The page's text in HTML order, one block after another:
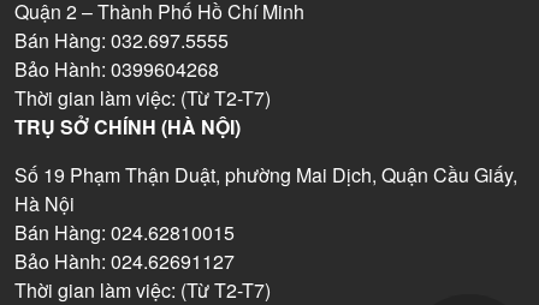
Quận 2 – Thành Phố Hồ Chí Minh
Bán Hàng: 032.697.5555
Bảo Hành: 0399604268
Thời gian làm việc: (Từ T2-T7)
TRỤ SỞ CHÍNH (HÀ NỘI)
Số 19 Phạm Thận Duật, phường Mai Dịch, Quận Cầu Giấy,
Hà Nội
Bán Hàng: 024.62810015
Bảo Hành: 024.62691127
Thời gian làm việc: (Từ T2-T7)